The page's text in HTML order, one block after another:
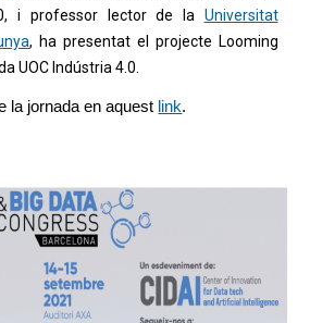
i professor lector de la Universitat
, ha presentat el projecte Looming
UOC Indústria 4.0.
la jornada en aquest link.